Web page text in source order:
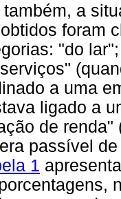
a
foram
"do
a uma
ligado a
de
passível
1